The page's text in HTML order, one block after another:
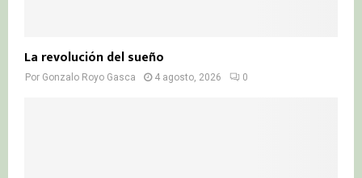
La revolución del sueño
Por Gonzalo Royo Gasca 4 agosto, 2026 0